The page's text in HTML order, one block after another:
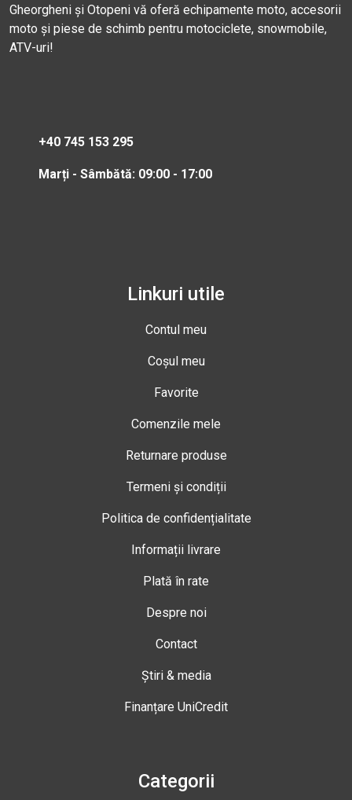
Gheorgheni și Otopeni vă oferă echipamente moto, accesorii
moto și piese de schimb pentru motociclete, snowmobile,
ATV-uri!
+40 745 153 295
Marți - Sâmbătă: 09:00 - 17:00
Linkuri utile
Contul meu
Coșul meu
Favorite
Comenzile mele
Returnare produse
Termeni și condiții
Politica de confidențialitate
Informații livrare
Plată în rate
Despre noi
Contact
Știri & media
Finanțare UniCredit
Categorii